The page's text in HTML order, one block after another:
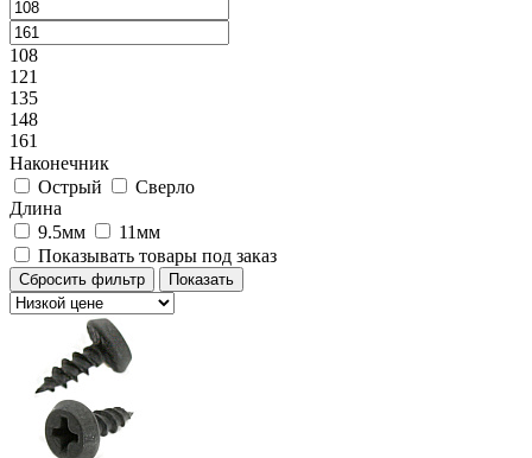
108
121
135
148
161
Наконечник
Острый
Сверло
Длина
9.5мм
11мм
Показывать товары под заказ
Сбросить фильтр Показать